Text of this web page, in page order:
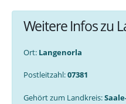
Weitere Infos zu
Ort: Langenorla
Postleitzahl:07381
Gehört zum Landkreis: